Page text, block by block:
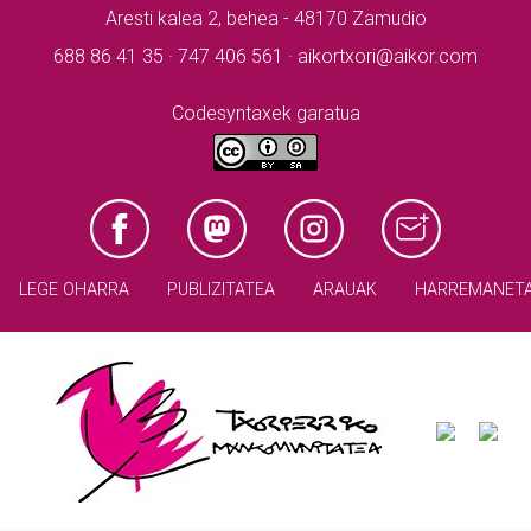
Aresti kalea 2, behea - 48170 Zamudio
688 86 41 35 · 747 406 561 · aikortxori@aikor.com
Codesyntaxek garatua
LEGE OHARRA PUBLIZITATEA ARAUAK